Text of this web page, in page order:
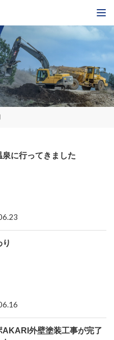
泉に行ってきました
り
AKARI外壁塗装工事が完了